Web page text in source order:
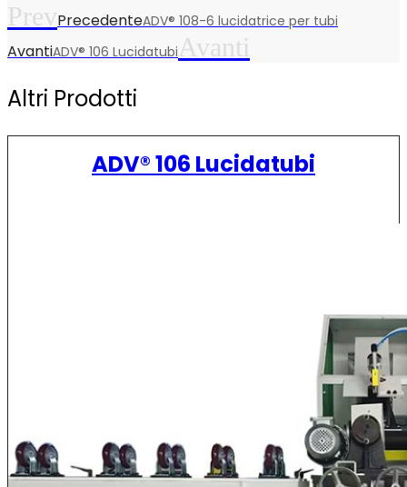
PrevPrecedenteADV® 108-6 lucidatrice per tubi
AvantiADV® 106 Lucidatubi Avanti
Altri Prodotti
ADV® 106 Lucidatubi